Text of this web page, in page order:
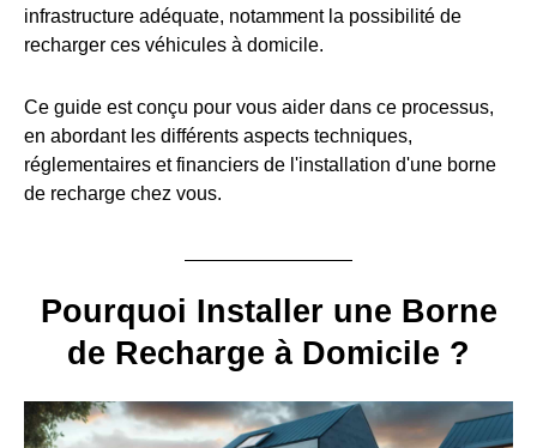
infrastructure adéquate, notamment la possibilité de
recharger ces véhicules à domicile.
Ce guide est conçu pour vous aider dans ce processus,
en abordant les différents aspects techniques,
réglementaires et financiers de l'installation d'une borne
de recharge chez vous.
Pourquoi Installer une Borne
de Recharge à Domicile ?